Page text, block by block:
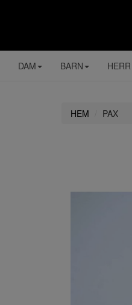
DAM BARN HERR
HEM PAX